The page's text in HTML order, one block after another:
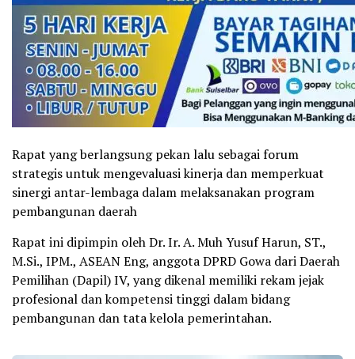
Rapat yang berlangsung pekan lalu sebagai forum
strategis untuk mengevaluasi kinerja dan memperkuat
sinergi antar-lembaga dalam melaksanakan program
pembangunan daerah
Rapat ini dipimpin oleh Dr. Ir. A. Muh Yusuf Harun, ST.,
M.Si., IPM., ASEAN Eng, anggota DPRD Gowa dari Daerah
Pemilihan (Dapil) IV, yang dikenal memiliki rekam jejak
profesional dan kompetensi tinggi dalam bidang
pembangunan dan tata kelola pemerintahan.